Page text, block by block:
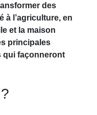
des
à l’agriculture, en
et la maison
principales
qui façonneront